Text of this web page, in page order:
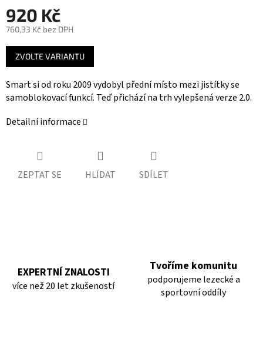
920 Kč
760,33 Kč bez DPH
Měrná
cena:
ZVOLTE VARIANTU
Smart si od roku 2009 vydobyl přední místo mezi jistítky se
samoblokovací funkcí. Teď přichází na trh vylepšená verze 2.0.
Detailní informace
ZEPTAT SE HLÍDAT SDÍLET
EXPERTNÍ ZNALOSTI
více než 20 let zkušeností
Tvoříme komunitu
podporujeme lezecké a
sportovní oddíly